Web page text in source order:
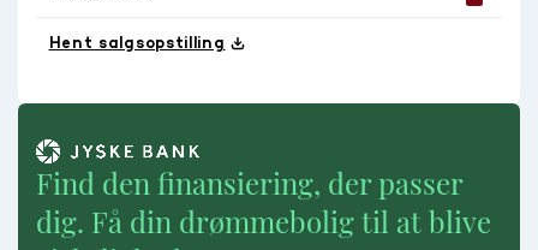
Hent salgsopstilling
Find den finansiering, der passer
dig. Få din drømmebolig til at blive